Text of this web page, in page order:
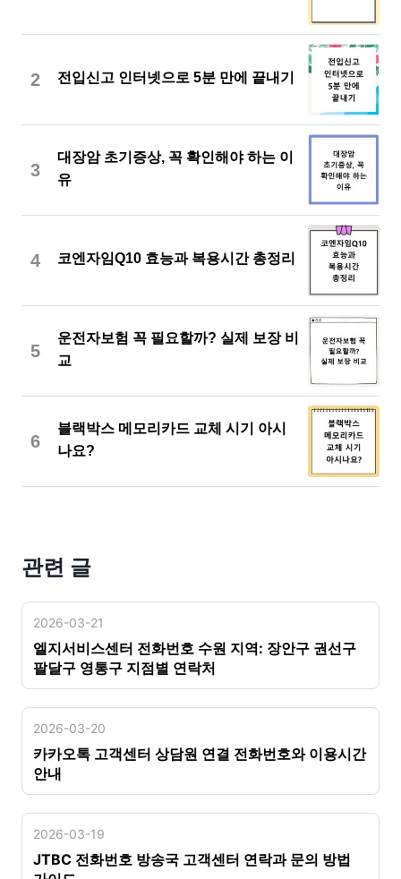
2 전입신고 인터넷으로 5분 만에 끝내기
3
대장암 초기증상, 꼭 확인해야 하는 이
유
4 코엔자임Q10 효능과 복용시간 총정리
5
운전자보험 꼭 필요할까? 실제 보장 비
교
6
블랙박스 메모리카드 교체 시기 아시
나요?
관련 글
2026-03-21
엘지서비스센터 전화번호 수원 지역: 장안구 권선구
팔달구 영통구 지점별 연락처
2026-03-20
카카오톡 고객센터 상담원 연결 전화번호와 이용시간
안내
2026-03-19
JTBC 전화번호 방송국 고객센터 연락과 문의 방법